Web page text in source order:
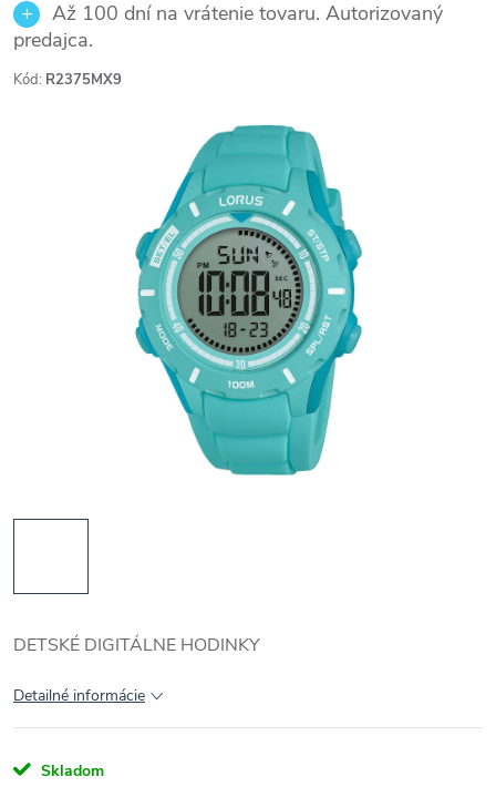
Až 100 dní na vrátenie tovaru. Autorizovaný
predajca.
Kód: R2375MX9
DETSKÉ DIGITÁLNE HODINKY
Detailné informácie
Skladom